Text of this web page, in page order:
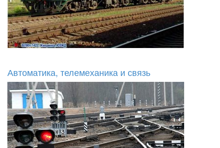
Автоматика, телемеханика и связь